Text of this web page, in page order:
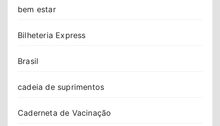
bem estar
Bilheteria Express
Brasil
cadeia de suprimentos
Caderneta de Vacinação